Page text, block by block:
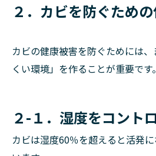
２．カビを防ぐため
カビの健康被害を防ぐためには
くい環境」を作ることが重要です。
２-１．湿度をコント
カビは湿度60％を超えると活発